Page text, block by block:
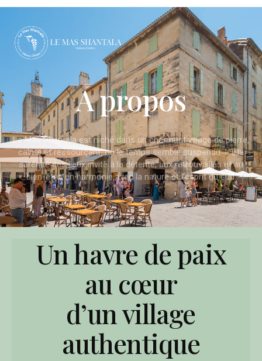
A propos
Le Mas Shantala est niché dans un charmant village de pierre,
calme et ressourçant, où le temps semble suspendu. Ici, la
sérénité des lieux invite à la détente, aux retrouvailles et au
bien-être, en harmonie avec la nature et l’esprit du sud.
Un havre de paix
au cœur
d’un village
authentique